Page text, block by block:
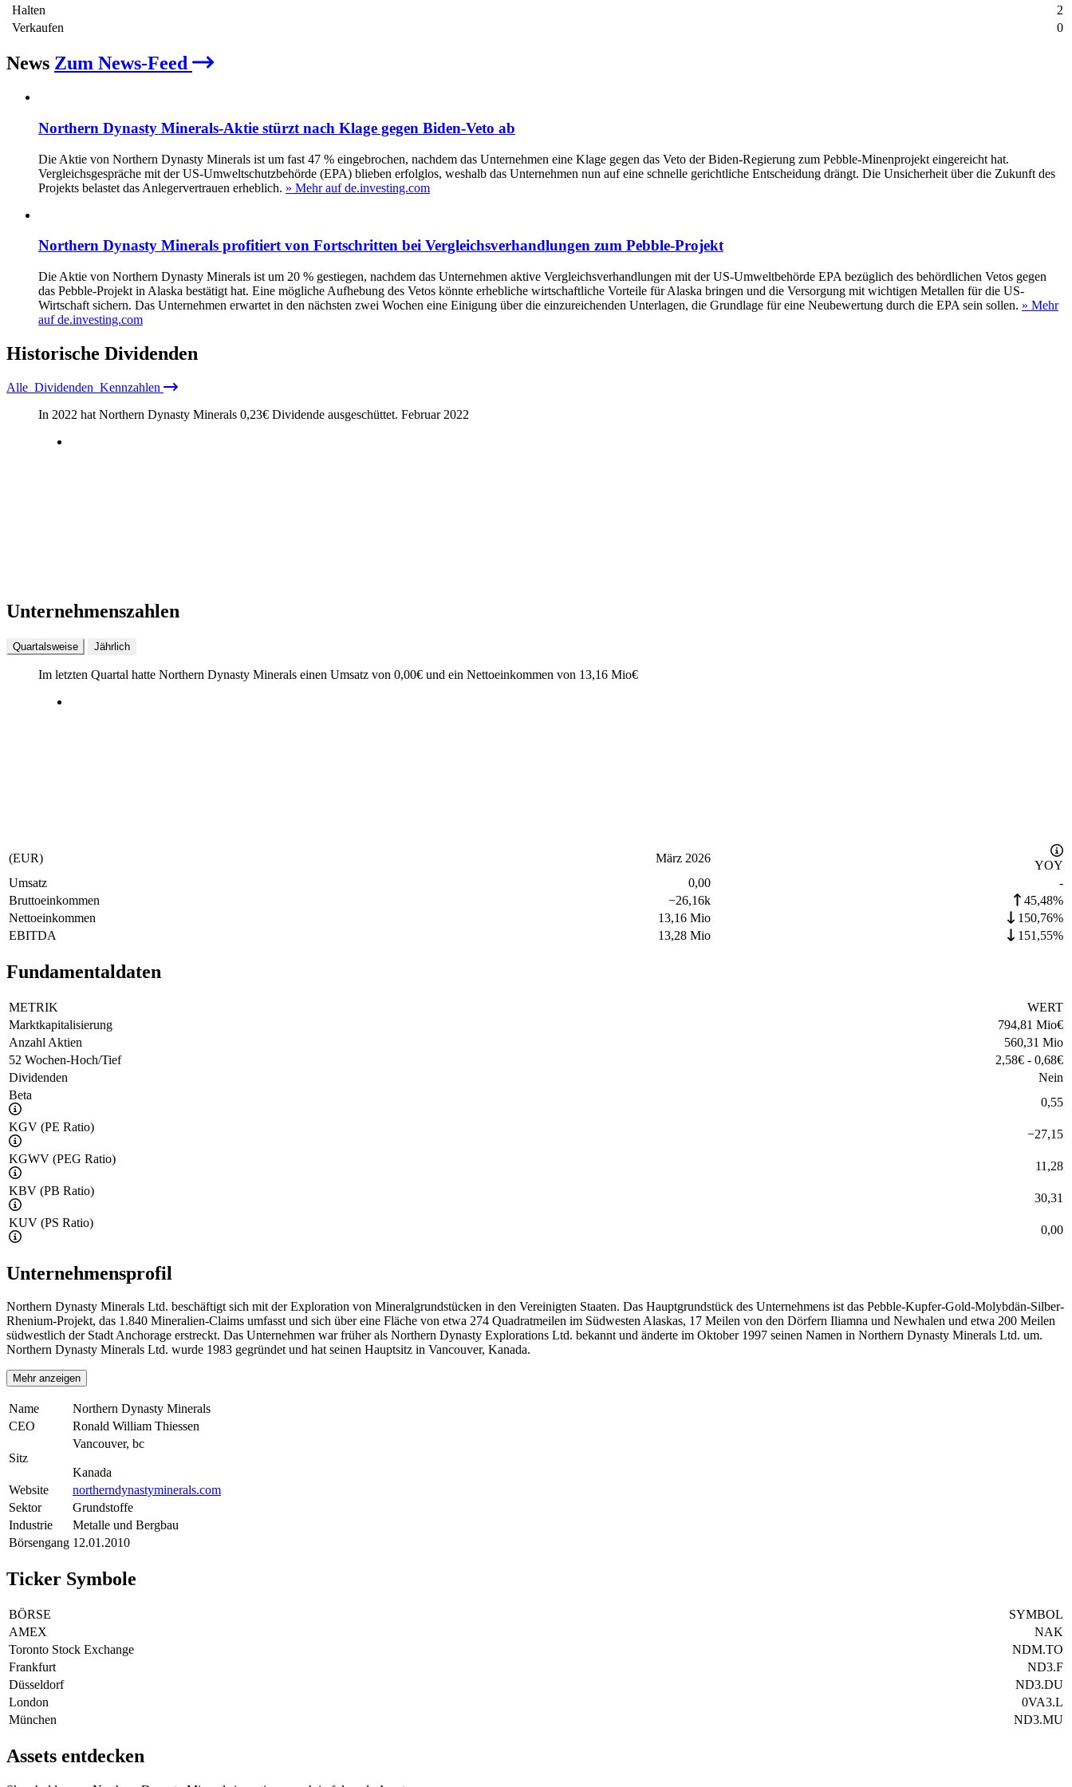
Halten
2
Verkaufen
0
News Zum News-Feed
Northern Dynasty Minerals-Aktie stürzt nach Klage gegen Biden-Veto ab
Die Aktie von Northern Dynasty Minerals ist um fast 47 % eingebrochen, nachdem das Unternehmen eine Klage gegen das Veto der Biden-Regierung zum Pebble-Minenprojekt eingereicht hat.
Vergleichsgespräche mit der US-Umweltschutzbehörde (EPA) blieben erfolglos, weshalb das Unternehmen nun auf eine schnelle gerichtliche Entscheidung drängt. Die Unsicherheit über die Zukunft des
Projekts belastet das Anlegervertrauen erheblich. » Mehr auf de.investing.com
Northern Dynasty Minerals profitiert von Fortschritten bei Vergleichsverhandlungen zum Pebble-Projekt
Die Aktie von Northern Dynasty Minerals ist um 20 % gestiegen, nachdem das Unternehmen aktive Vergleichsverhandlungen mit der US-Umweltbehörde EPA bezüglich des behördlichen Vetos gegen
das Pebble-Projekt in Alaska bestätigt hat. Eine mögliche Aufhebung des Vetos könnte erhebliche wirtschaftliche Vorteile für Alaska bringen und die Versorgung mit wichtigen Metallen für die US-
Wirtschaft sichern. Das Unternehmen erwartet in den nächsten zwei Wochen eine Einigung über die einzureichenden Unterlagen, die Grundlage für eine Neubewertung durch die EPA sein sollen. » Mehr
auf de.investing.com
Historische Dividenden
Alle Dividenden Kennzahlen
In 2022 hat Northern Dynasty Minerals 0,23€ Dividende ausgeschüttet. Februar 2022
Unternehmenszahlen
Quartalsweise Jährlich
Im letzten Quartal hatte Northern Dynasty Minerals einen Umsatz von 0,00€ und ein Nettoeinkommen von 13,16 Mio€
(EUR) März 2026
YOY
Umsatz
0,00
-
Bruttoeinkommen
−26,16k
45,48%
Nettoeinkommen
13,16 Mio
150,76%
EBITDA
13,28 Mio 151,55%
Fundamentaldaten
METRIK
WERT
Marktkapitalisierung
794,81 Mio€
Anzahl Aktien
560,31 Mio
52 Wochen-Hoch/Tief
2,58€ - 0,68€
Dividenden
Nein
Beta
0,55
KGV (PE Ratio)
−27,15
KGWV (PEG Ratio)
11,28
KBV (PB Ratio)
30,31
KUV (PS Ratio)
0,00
Unternehmensprofil
Northern Dynasty Minerals Ltd. beschäftigt sich mit der Exploration von Mineralgrundstücken in den Vereinigten Staaten. Das Hauptgrundstück des Unternehmens ist das Pebble-Kupfer-Gold-Molybdän-Silber-
Rhenium-Projekt, das 1.840 Mineralien-Claims umfasst und sich über eine Fläche von etwa 274 Quadratmeilen im Südwesten Alaskas, 17 Meilen von den Dörfern Iliamna und Newhalen und etwa 200 Meilen
südwestlich der Stadt Anchorage erstreckt. Das Unternehmen war früher als Northern Dynasty Explorations Ltd. bekannt und änderte im Oktober 1997 seinen Namen in Northern Dynasty Minerals Ltd. um.
Northern Dynasty Minerals Ltd. wurde 1983 gegründet und hat seinen Hauptsitz in Vancouver, Kanada.
Mehr anzeigen
Name
Northern Dynasty Minerals
CEO
Ronald William Thiessen
Sitz
Vancouver, bc
Kanada
Website
northerndynastyminerals.com
Sektor
Grundstoffe
Industrie
Metalle und Bergbau
Börsengang 12.01.2010
Ticker Symbole
BÖRSE
SYMBOL
AMEX
NAK
Toronto Stock Exchange
NDM.TO
Frankfurt
ND3.F
Düsseldorf
ND3.DU
London
0VA3.L
München
ND3.MU
Assets entdecken